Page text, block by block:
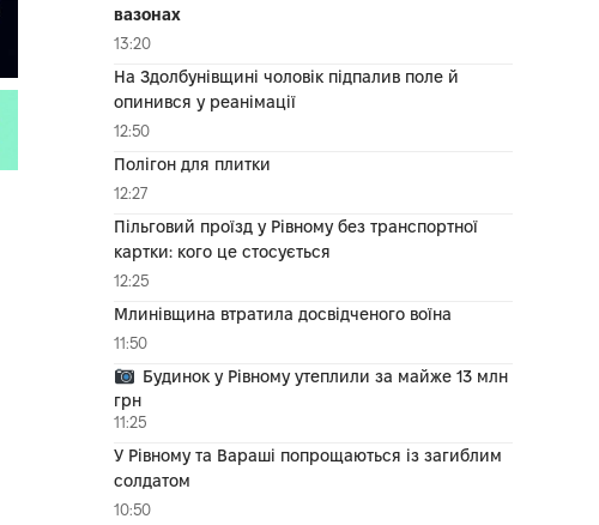
вазонах
13:20
На Здолбунівщині чоловік підпалив поле й
опинився у реанімації
12:50
Полігон для плитки
12:27
Пільговий проїзд у Рівному без транспортної
картки: кого це стосується
12:25
Млинівщина втратила досвідченого воїна
11:50
Будинок у Рівному утеплили за майже 13 млн
грн
11:25
У Рівному та Вараші попрощаються із загиблим
солдатом
10:50